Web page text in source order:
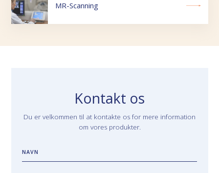
MR-Scanning
Kontakt os
Du er velkommen til at kontakte os for mere information
om vores produkter.
NAVN